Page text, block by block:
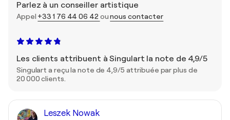
Parlez à un conseiller artistique
Appel +33 1 76 44 06 42ounous contacter
Les clients attribuent à Singulart la note de 4,9/5
Singulart a reçu la note de 4,9/5 attribuée par plus de
20 000 clients.
Leszek Nowak